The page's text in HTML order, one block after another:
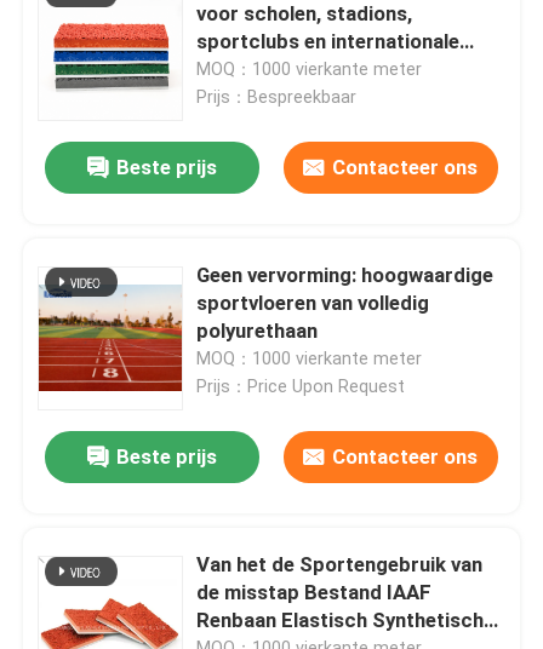
Producten
Video's
Over Ons
Kwaliteitscontrole
Nieuws
Gevallen
Offerte Aanvragen
voor scholen, stadions,
sportclubs en internationale
sportprojecten
MOQ：1000 vierkante meter
Prijs：Bespreekbaar
Beste prijs Contacteer ons
Geen vervorming: hoogwaardige
sportvloeren van volledig
polyurethaan
MOQ：1000 vierkante meter
Prijs：Price Upon Request
Beste prijs Contacteer ons
Van het de Sportengebruik van
de misstap Bestand IAAF
Renbaan Elastisch Synthetisch